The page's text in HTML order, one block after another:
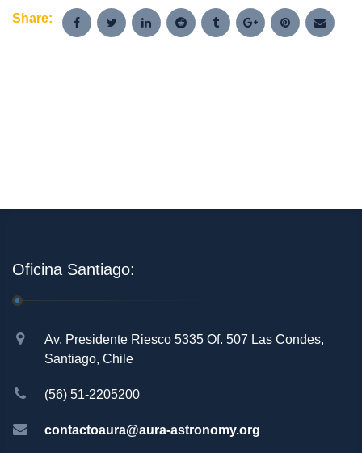
Share:
Oficina Santiago:
Av. Presidente Riesco 5335 Of. 507 Las Condes,
Santiago, Chile
(56) 51-2205200
contactoaura@aura-astronomy.org